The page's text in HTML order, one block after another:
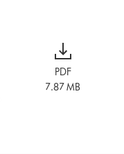
PDF
7.87 MB